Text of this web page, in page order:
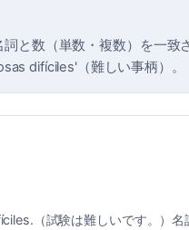
と数（単数・複数）を一致
difíciles'（難しい事柄）。
（試験は難しいです。）名